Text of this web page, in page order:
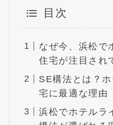
目次
なぜ今、浜松で
住宅が注目され
SE構法とは？
宅に最適な理由
浜松でホテルラ